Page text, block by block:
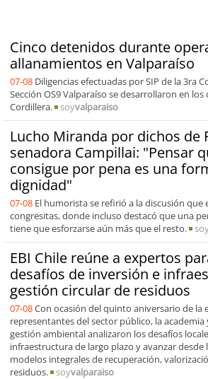
Cinco detenidos durante
allanamientos en Valparaíso
07-08 Diligencias efectuadas por SIP de la 3ra
Sección OS9 Valparaíso se desarrollaron en los
Cordillera.
soyvalparaiso
Lucho Miranda por dichos de
senadora Campillai: "Pensar
consigue por pena es una
dignidad"
07-08 El humorista se refirió a la discusión que
congresitas, donde incluso destacó que una
tiene que esforzarse aún más que el resto.
EBI Chile reúne a expertos
desafíos de inversión e
gestión circular de residuos
07-08Con ocasión del quinto aniversario de la
representantes del sector público, la academia
gestión ambiental analizaron los desafíos
infraestructura de largo plazo y avanzar desde
modelos integrales de recuperación,
residuos.
soyvalparaiso